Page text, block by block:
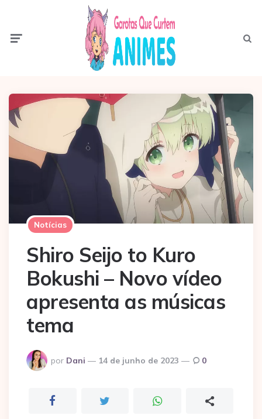
Notícias
Shiro Seijo to Kuro
Bokushi – Novo vídeo
apresenta as músicas
tema
Postado
por
por Dani 14 de junho de 2023 0